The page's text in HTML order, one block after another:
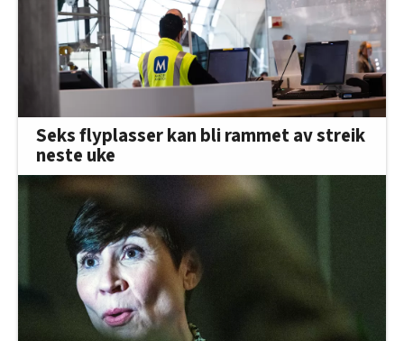
Seks flyplasser kan bli rammet av streik
neste uke